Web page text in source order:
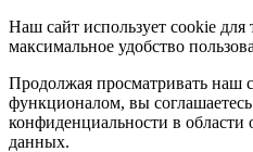
Наш сайт использует cookie для
максимальное удобство
Продолжая просматривать наш
функционалом, вы
конфиденциальности в области
данных.